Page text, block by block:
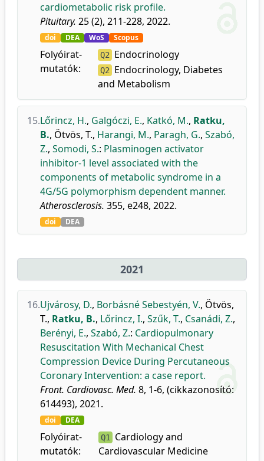
cardiometabolic risk profile.
Pituitary. 25 (2), 211-228, 2022.
doi DEA WoS Scopus
Folyóirat-
mutatók:
Q2 Endocrinology
Q2 Endocrinology, Diabetes
and Metabolism
15.Lőrincz, H., Galgóczi, E., Katkó, M., Ratku,
B., Ötvös, T., Harangi, M., Paragh, G., Szabó,
Z., Somodi, S.: Plasminogen activator
inhibitor-1 level associated with the
components of metabolic syndrome in a
4G/5G polymorphism dependent manner.
Atherosclerosis. 355, e248, 2022.
doi DEA
2021
16.Ujvárosy, D., Borbásné Sebestyén, V., Ötvös,
T., Ratku, B., Lőrincz, I., Szűk, T., Csanádi, Z.,
Berényi, E., Szabó, Z.: Cardiopulmonary
Resuscitation With Mechanical Chest
Compression Device During Percutaneous
Coronary Intervention: a case report.
Front. Cardiovasc. Med. 8, 1-6, (cikkazonosító:
614493), 2021.
doi DEA
Folyóirat-
mutatók:
Q1 Cardiology and
Cardiovascular Medicine